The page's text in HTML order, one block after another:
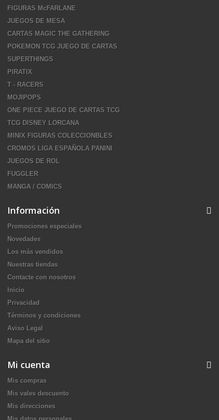
FIGURAS McFARLANE
JUEGOS DE MESA
CARTAS MAGIC THE GATHERING
POKEMON TCG JUEGO DE CARTAS
SUPERTHINGS
PIRATIX
T - RACERS
MOJIPOPS
ONE PIECE JUEGO DE CARTAS TCG
TCG DISNEY LORCANA
MINIX FIGURAS COLECCIONBLES
CROMOS LIGA ESPAÑOLA PANINI
JUEGOS DE ROL
FUGGLER
MANGA / COMICS
Información
Promociones especiales
Novedades
Los más vendidos
Nuestras tiendas
Contacte con nosotros
Inicio
Privacidad
Términos y condiciones
Aviso Legal
Mapa del sitio
Mi cuenta
Mis compras
Mis vales descuento
Mis direcciones